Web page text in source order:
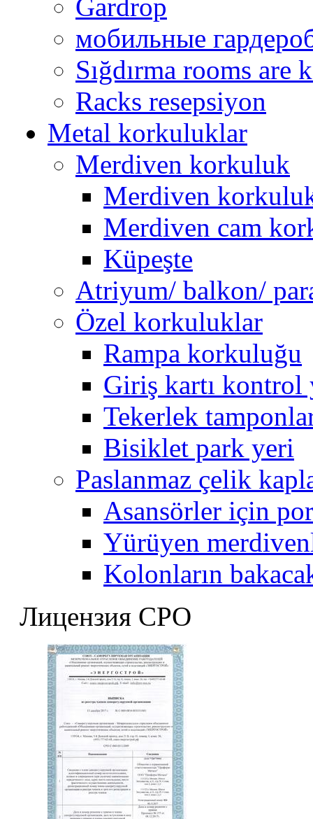
Gardrop
мобильные
Sığdırma rooms are
Racks resepsiyon
Metal korkuluklar
Merdiven korkuluk
Merdiven
Merdiven cam
Küpeşte
Atriyum/ balkon/
Özel korkuluklar
Rampa korkuluğu
Giriş kartı
Tekerlek
Bisiklet park yeri
Paslanmaz çelik
Asansörler için
Yürüyen
Kolonların
Лицензия СРО